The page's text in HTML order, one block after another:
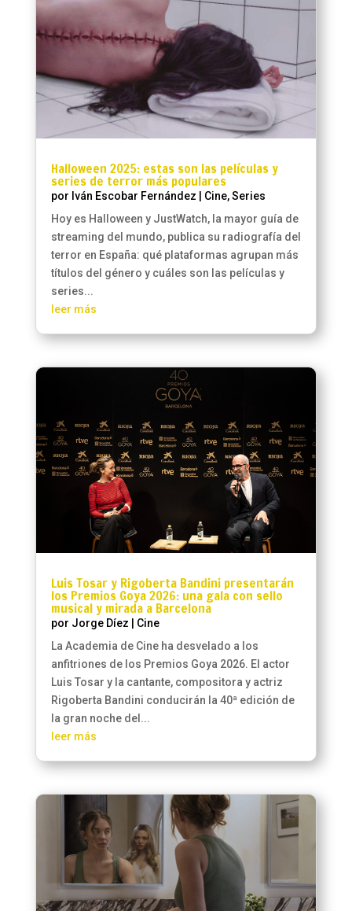
Halloween 2025: estas son las películas y
series de terror más populares
por Iván Escobar Fernández Cine,Series
Hoy es Halloween y JustWatch, la mayor guía de
streaming del mundo, publica su radiografía del
terror en España: qué plataformas agrupan más
títulos del género y cuáles son las películas y
series...
leer más
Luis Tosar y Rigoberta Bandini presentarán
los Premios Goya 2026: una gala con sello
musical y mirada a Barcelona
por Jorge Díez
Cine
La Academia de Cine ha desvelado a los
anfitriones de los Premios Goya 2026. El actor
Luis Tosar y la cantante, compositora y actriz
Rigoberta Bandini conducirán la 40ª edición de
la gran noche del...
leer más